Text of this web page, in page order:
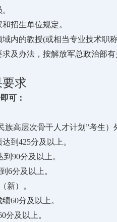
招生单位规定。
内的教授(或相当专业技术职
及办法，按解放军总政治部有
求
可：
族高层次骨干人才计划”考生
到425分及以上。
90分及以上。
6分及以上。
新）。
60分及以上。
分及以上。